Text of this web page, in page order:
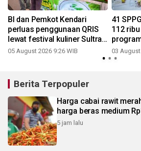
BI dan Pemkot Kendari
perluas penggunaan QRIS
lewat festival kuliner Sultra
Maimo
05 August 2026 9:26 WIB
41
112
03 August
Berita Terpopuler
Harga cabai rawit
harga beras medium
5 jam lalu